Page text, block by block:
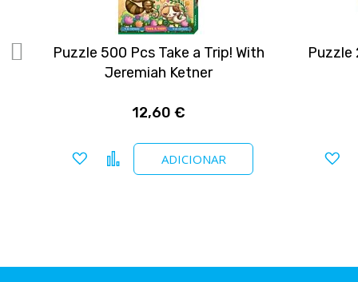
Puzzle 500 Pcs Take a Trip! With
Jeremiah Ketner
12,60 €
ADICIONAR
Adicionar a favoritos
Comparar
Puzzle